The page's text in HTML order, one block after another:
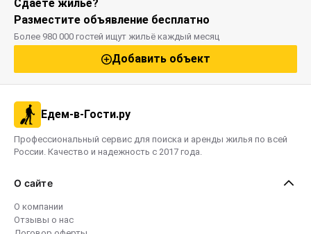
Сдаёте жильё?
Разместите объявление бесплатно
Более 980 000 гостей ищут жильё каждый месяц
Добавить объект
Едем-в-Гости.ру
Профессиональный сервис для поиска и аренды жилья по всей
России. Качество и надежность с 2017 года.
О сайте
О компании
Отзывы о нас